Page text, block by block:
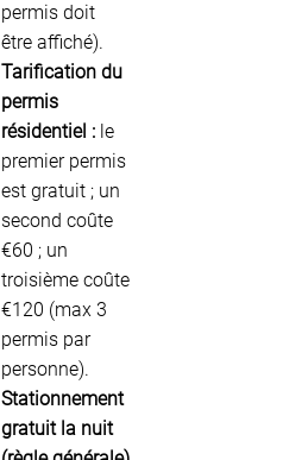
permis doit
être affiché).
Tarification du
permis
résidentiel : le
premier permis
est gratuit ; un
second coûte
€60 ; un
troisième coûte
€120 (max 3
permis par
personne).
Stationnement
gratuit la nuit